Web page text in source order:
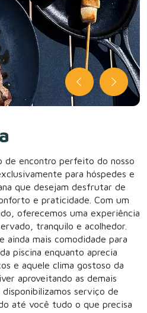
de encontro perfeito do nosso
para hóspedes e
que desejam desfrutar de
e praticidade. Com um
oferecemos uma experiência
tranquilo e acolhedor.
ainda mais comodidade para
piscina enquanto aprecia
e aquele clima gostoso da
aproveitando as demais
serviço de
até você tudo o que precisa